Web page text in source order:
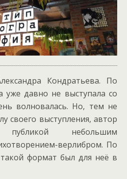
Кондратьева. По
уже давно не выступала со
волновалась. Но, тем не
своего выступления, автор
небольшим
верлибром. По
формат был для неё в